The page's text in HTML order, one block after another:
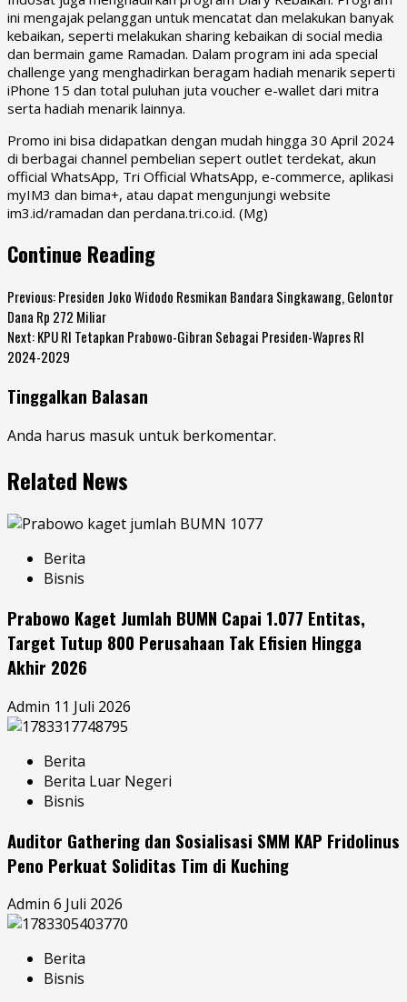
ini mengajak pelanggan untuk mencatat dan melakukan banyak
kebaikan, seperti melakukan sharing kebaikan di social media
dan bermain game Ramadan. Dalam program ini ada special
challenge yang menghadirkan beragam hadiah menarik seperti
iPhone 15 dan total puluhan juta voucher e-wallet dari mitra
serta hadiah menarik lainnya.
Promo ini bisa didapatkan dengan mudah hingga 30 April 2024
di berbagai channel pembelian sepert outlet terdekat, akun
official WhatsApp, Tri Official WhatsApp, e-commerce, aplikasi
myIM3 dan bima+, atau dapat mengunjungi website
im3.id/ramadan dan perdana.tri.co.id. (Mg)
Continue Reading
Previous:Presiden Joko Widodo Resmikan Bandara Singkawang, Gelontor
Dana Rp 272 Miliar
Next:KPU RI Tetapkan Prabowo-Gibran Sebagai Presiden-Wapres RI
2024-2029
Tinggalkan Balasan
Anda harus masuk untuk berkomentar.
Related News
Berita
Bisnis
Prabowo Kaget Jumlah BUMN Capai 1.077 Entitas,
Target Tutup 800 Perusahaan Tak Efisien Hingga
Akhir 2026
Admin 11 Juli 2026
Berita
Berita Luar Negeri
Bisnis
Auditor Gathering dan Sosialisasi SMM KAP Fridolinus
Peno Perkuat Soliditas Tim di Kuching
Admin 6 Juli 2026
Berita
Bisnis